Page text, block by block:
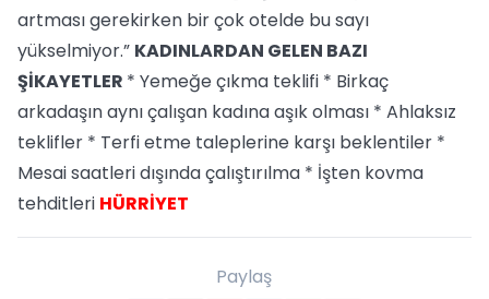
artması gerekirken bir çok otelde bu sayı
yükselmiyor.” KADINLARDAN GELEN BAZI
ŞİKAYETLER * Yemeğe çıkma teklifi * Birkaç
arkadaşın aynı çalışan kadına aşık olması * Ahlaksız
teklifler * Terfi etme taleplerine karşı beklentiler *
Mesai saatleri dışında çalıştırılma * İşten kovma
tehditleri HÜRRİYET
Paylaş